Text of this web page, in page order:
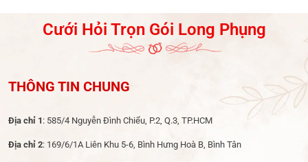
Cưới Hỏi Trọn Gói Long Phụng
THÔNG TIN CHUNG
Địa chỉ 1 : 585/4 Nguyễn Đình Chiểu, P.2, Q.3, TP.HCM
Địa chỉ 2: 169/6/1A Liên Khu 5-6, Bình Hưng Hoà B, Bình Tân